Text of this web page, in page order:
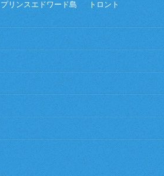
プリンスエドワード島
トロント